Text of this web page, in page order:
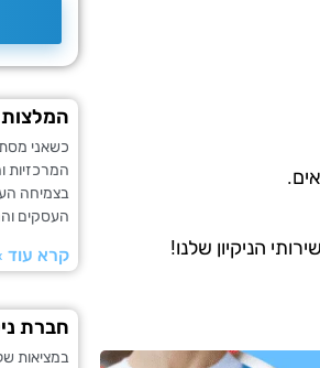
הניקיון שלנו!
כשאני
המרכזיות
בצמיחה
העסקים
קרא עוד
חברת
במציאות